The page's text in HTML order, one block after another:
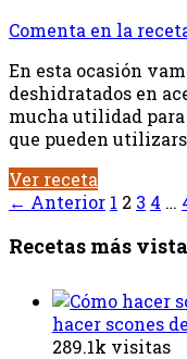
Comenta en la
En esta ocasión
deshidratados en
mucha utilidad
que pueden
Ver receta
← Anterior 1 2 3 4 …
Recetas más
hacer scones
289.1k visitas